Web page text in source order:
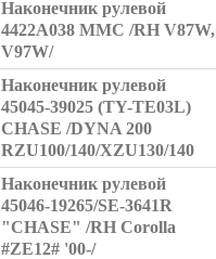
Наконечник рулевой
4422A038 MMC /RH V87W,
V97W/
Наконечник рулевой
45045-39025 (TY-TE03L)
CHASE /DYNA 200
RZU100/140/XZU130/140
Наконечник рулевой
45046-19265/SE-3641R
"CHASE" /RH Corolla
#ZE12# '00-/